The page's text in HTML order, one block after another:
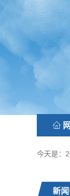
今天是：
新